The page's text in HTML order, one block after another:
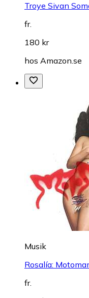
Troye Sivan
fr.
180 kr
hos Amazon.se
Musik
Rosalía:
fr.